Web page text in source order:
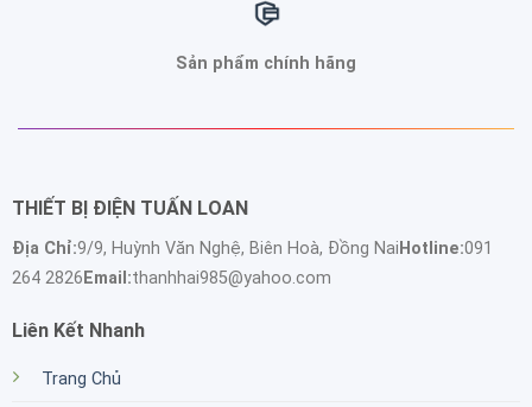
Sản phẩm chính hãng
THIẾT BỊ ĐIỆN TUẤN LOAN
Địa Chỉ:9/9, Huỳnh Văn Nghệ, Biên Hoà, Đồng Nai Hotline:091
264 2826 Email:thanhhai985@yahoo.com
Liên Kết Nhanh
Trang Chủ